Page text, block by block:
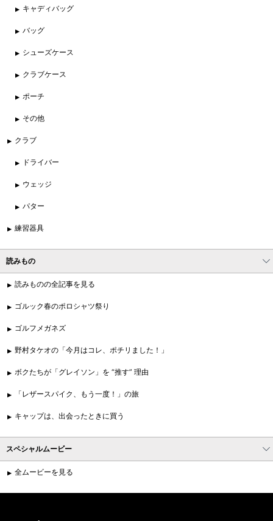
キャディバッグ
バッグ
シューズケース
クラブケース
ポーチ
その他
クラブ
ドライバー
ウェッジ
パター
練習器具
読みもの
読みものの全記事を見る
ゴルック春のポロシャツ祭り
ゴルフメガネズ
野村タケオの「今月はコレ、ポチリました！」
ボクたちが「グレイソン」を “推す” 理由
「レザースパイク、もう一度！」の旅
キャップは、出会ったときに買う
スペシャルムービー
全ムービーを見る